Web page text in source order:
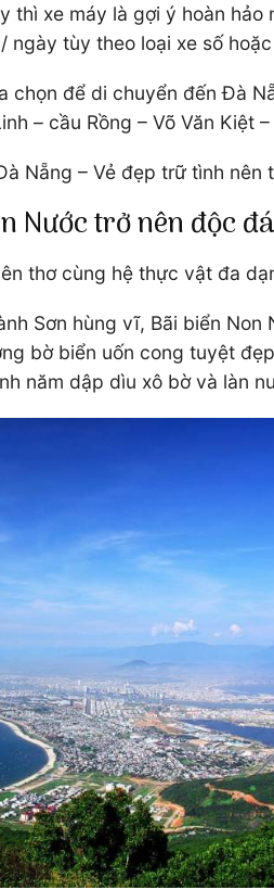
thì xe máy là gợi ý hoàn
tùy theo loại xe số
chọn để di chuyển đến Đà
– cầu Rồng – Võ Văn
Nẵng – Vẻ đẹp trữ tình nên
Nước trở nên độc
thơ cùng hệ thực vật đa
Sơn hùng vĩ, Bãi biển
bờ biển uốn cong tuyệt
năm dập dìu xô bờ và làn